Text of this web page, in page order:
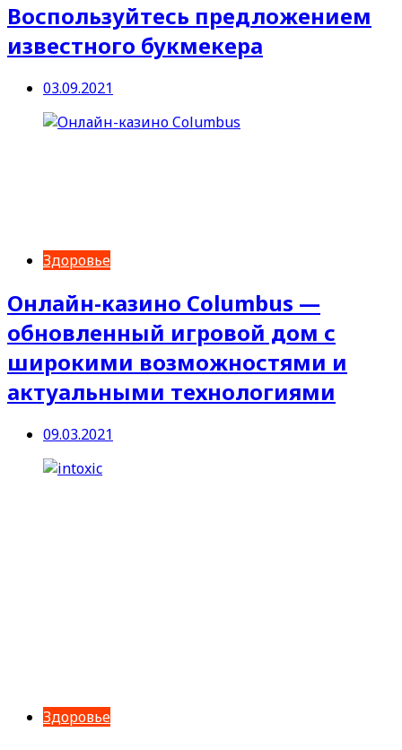
Воспользуйтесь предложением
известного букмекера
03.09.2021
Здоровье
Онлайн-казино Columbus —
обновленный игровой дом с
широкими возможностями и
актуальными технологиями
09.03.2021
Здоровье